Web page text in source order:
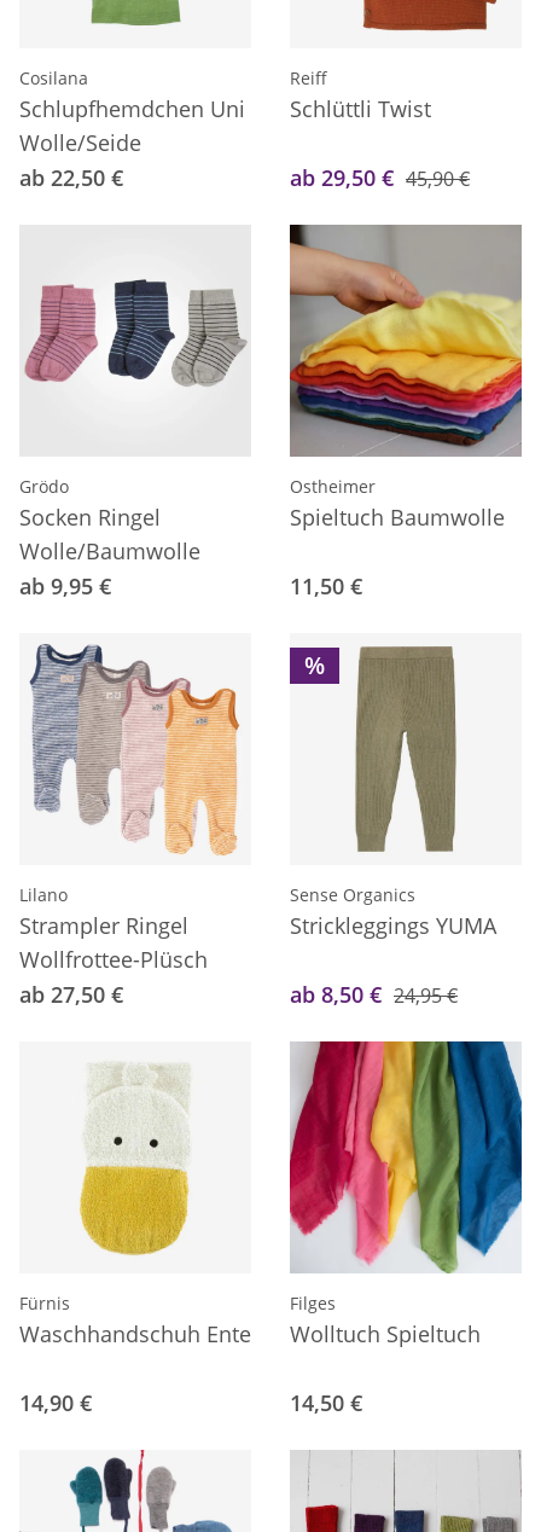
Cosilana
Schlupfhemdchen Uni
Wolle/Seide
ab 22,50 €
Reiff
Schlüttli Twist
ab 29,50 € 45,90 €
Grödo
Socken Ringel
Wolle/Baumwolle
ab 9,95 €
Ostheimer
Spieltuch Baumwolle
11,50 €
Lilano
Strampler Ringel
Wollfrottee-Plüsch
ab 27,50 €
%
Sense Organics
Strickleggings YUMA
ab 8,50 € 24,95 €
Fürnis
Waschhandschuh Ente
14,90 €
Filges
Wolltuch Spieltuch
14,50 €